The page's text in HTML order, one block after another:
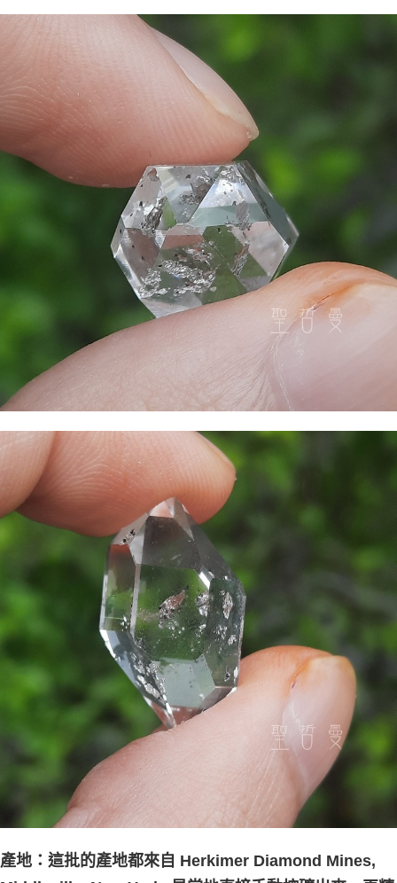
產地：這批的產地都來自 Herkimer Diamond Mines,